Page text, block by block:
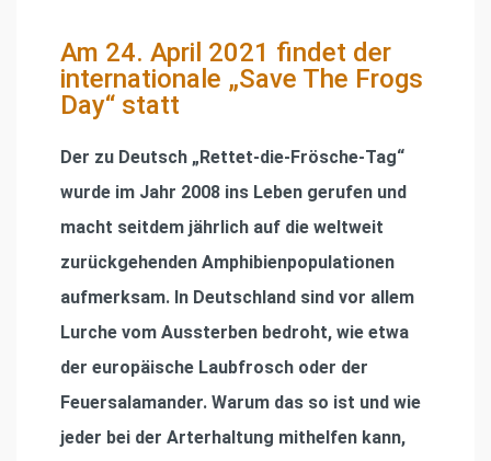
Am 24. April 2021 findet der
internationale „Save The Frogs
Day“ statt
Der zu Deutsch „Rettet-die-Frösche-Tag“
wurde im Jahr 2008 ins Leben gerufen und
macht seitdem jährlich auf die weltweit
zurückgehenden Amphibienpopulationen
aufmerksam. In Deutschland sind vor allem
Lurche vom Aussterben bedroht, wie etwa
der europäische Laubfrosch oder der
Feuersalamander. Warum das so ist und wie
jeder bei der Arterhaltung mithelfen kann,